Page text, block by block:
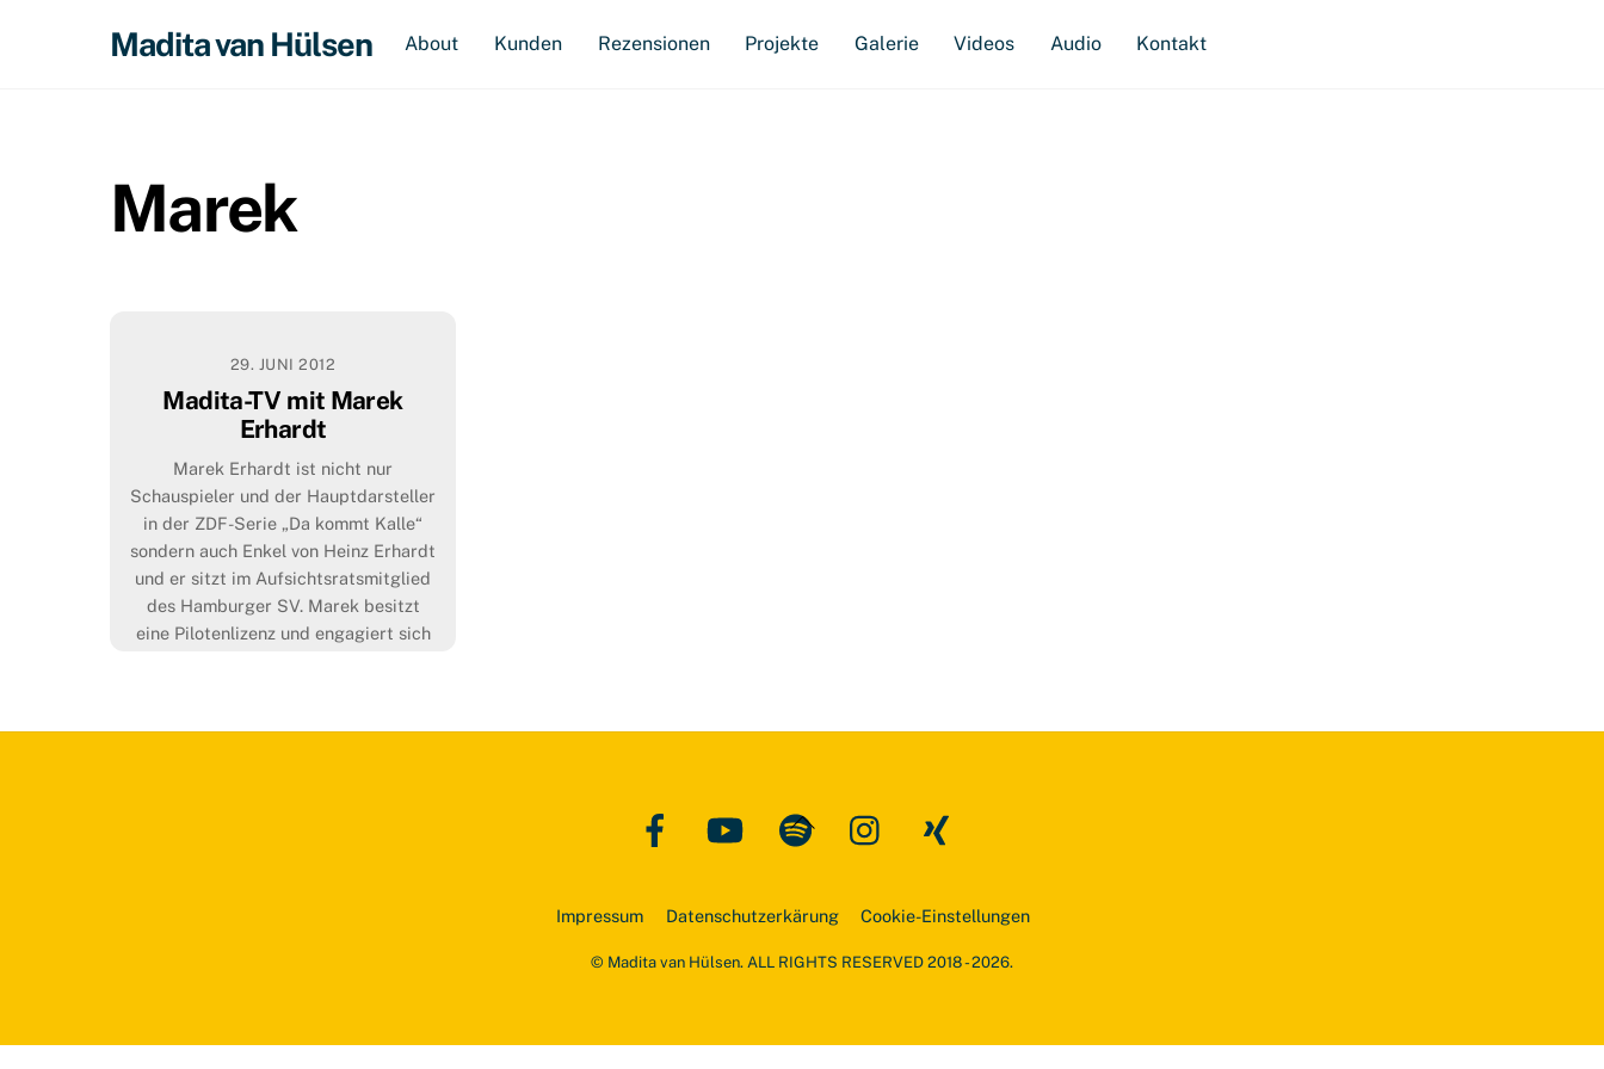
Madita van Hülsen About Kunden Rezensionen Projekte Galerie Videos Audio Kontakt
Marek
29. JUNI 2012
Madita-TV mit Marek
Erhardt
Marek Erhardt ist nicht nur
Schauspieler und der Hauptdarsteller
in der ZDF-Serie „Da kommt Kalle“
sondern auch Enkel von Heinz Erhardt
und er sitzt im Aufsichtsratsmitglied
des Hamburger SV. Marek besitzt
eine Pilotenlizenz und engagiert sich
Back
To
Facebook YouTube Spotify Instagram
Impressum Datenschutzerkärung Cookie-Einstellungen
© Madita van Hülsen. ALL RIGHTS RESERVED 2018 - 2026.